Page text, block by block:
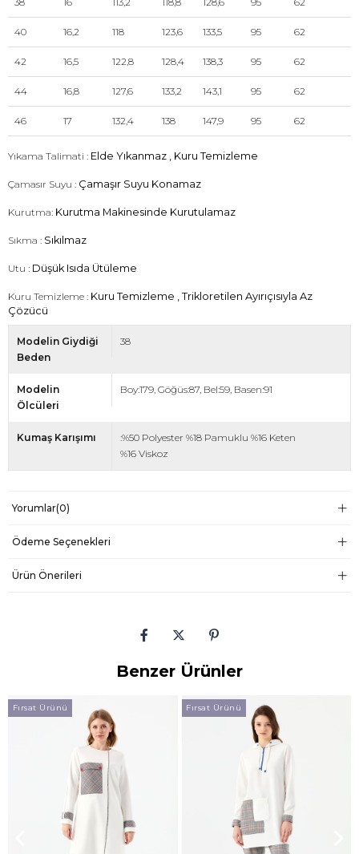
40 16,2 118 123,6 133,5 95 62
42 16,5 122,8 128,4 138,3 95 62
44 16,8 127,6 133,2 143,1 95 62
46 17 132,4 138 147,9 95 62
Yıkama Talimati : Elde Yıkanmaz , Kuru Temizleme
Çamasır Suyu : Çamaşır Suyu Konamaz
Kurutma: Kurutma Makinesinde Kurutulamaz
Sıkma : Sıkılmaz
Utu : Düşük Isıda Ütüleme
Kuru Temizleme : Kuru Temizleme , Trikloretilen Ayırıçısıyla Az
Çözücü
Modelin Giydiği
Beden
38
Modelin
Ölcüleri
Boy:179, Göğüs:87, Bel:59, Basen:91
Kumaş Karışımı
:%50 Polyester %18 Pamuklu %16 Keten
%16 Viskoz
Yorumlar(0)
Ödeme Seçenekleri
Ürün Önerileri
Benzer Ürünler
Fırsat Ürünü Fırsat Ürünü